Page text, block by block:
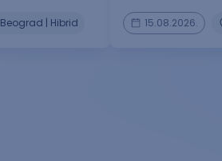
Beograd | Hibrid 15.08.2026.